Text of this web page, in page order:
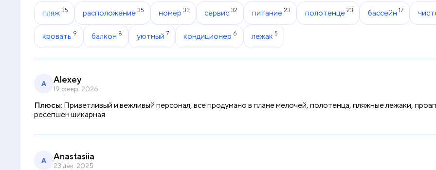
пляж 35 расположение 35 номер 33 сервис 32 питание 23 полотенце 23 бассейн 17
кровать 9 балкон 8 уютный 7 кондиционер 6 лежак 5
A Alexey
19 февр. 2026
Плюсы: Приветливый и вежливый персонал, все продумано в плане мелочей, полотенца, пляжные лежаки,
ресепшен шикарная
A Anastasiia
23 дек. 2025